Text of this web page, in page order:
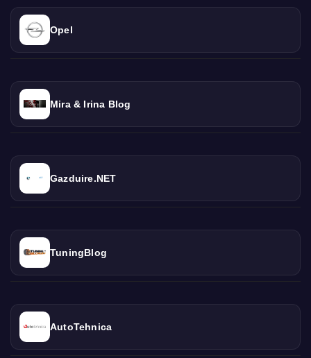
Opel
Mira & Irina Blog
Gazduire.NET
TuningBlog
AutoTehnica